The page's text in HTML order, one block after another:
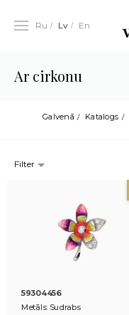
Ru Lv En
Ar cirkonu
Galvenā Katalogs
Filter
59304456
Metāls: Sudrabs